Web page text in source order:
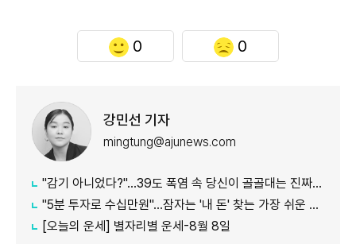
0 0
강민선 기자
mingtung@ajunews.com
"감기 아니었다?"…39도 폭염 속 당신이 골골대는 진짜 이유
"5분 투자로 수십만원"…잠자는 '내 돈' 찾는 가장 쉬운 방법
[오늘의 운세] 별자리별 운세-8월 8일